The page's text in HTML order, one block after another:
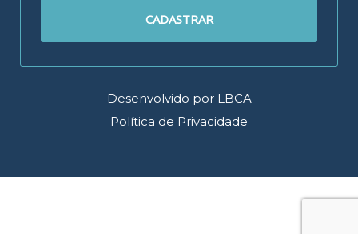
CADASTRAR
Desenvolvido por LBCA
Política de Privacidade